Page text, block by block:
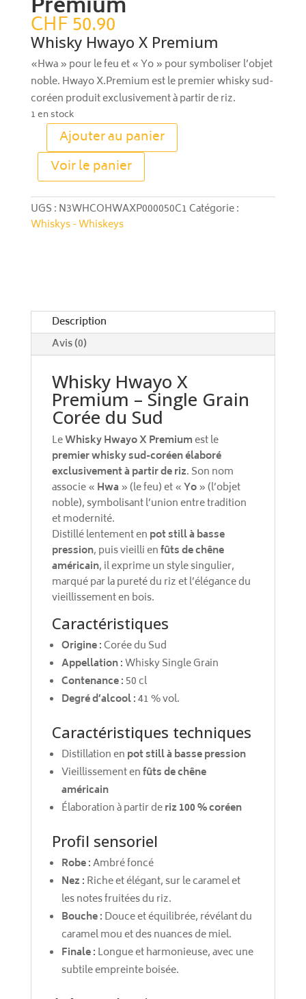
Premium
CHF50.90
Whisky Hwayo X Premium
«Hwa » pour le feu et « Yo » pour symboliser l’objet
noble. Hwayo X.Premium est le premier whisky sud-
coréen produit exclusivement à partir de riz.
1 en stock
quantité
Whisky
X
Premium
Ajouter au panier
Voir le panier
l
e
:
UGS : N3WHCOHWAXP000050C1Catégorie :
Whiskys - Whiskeys
Description
Avis (0)
Whisky Hwayo X
Premium – Single Grain
Corée du Sud
LeWhisky Hwayo X Premiumest le
premier whisky sud-coréen élaboré
exclusivement à partir de riz. Son nom
associe « Hwa» (le feu) et «Yo» (l’objet
noble), symbolisant l’union entre tradition
et modernité.
Distillé lentement en pot still à basse
pression, puis vieilli enfûts de chêne
américain, il exprime un style singulier,
marqué par la pureté du riz et l’élégance du
vieillissement en bois.
Caractéristiques
Origine :Corée du Sud
Appellation :Whisky Single Grain
Contenance : 50 cl
Degré d’alcool :41 % vol.
Caractéristiques techniques
Distillation en pot still à basse pression
Vieillissement enfûts de chêne
américain
Élaboration à partir deriz 100 % coréen
Profil sensoriel
Robe :Ambré foncé
Nez : Riche et élégant, sur le caramel et
les notes fruitées du riz.
Bouche : Douce et équilibrée, révélant du
caramel mou et des nuances de miel.
Finale : Longue et harmonieuse, avec une
subtile empreinte boisée.